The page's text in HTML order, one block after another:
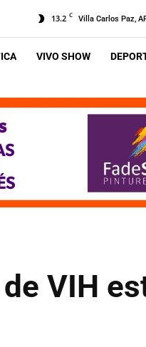
13.2 C Villa Carlos Paz,
VIVO SHOW
VIH